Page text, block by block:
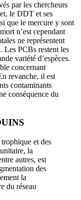
par les chercheurs
le DDT et ses
que le mercure y sont
n’est cependant
ne représentent
Les PCBs restent les
variété d’espèces.
concernant
revanche, il est
contaminants
conséquence du
et des
la
autres, est
des
la
du réseau